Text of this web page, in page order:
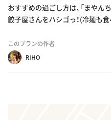
おすすめの過ごし方は、「まやん
餃子屋さんをハシゴっ！(冷麺も食
このプランの作者
RIHO